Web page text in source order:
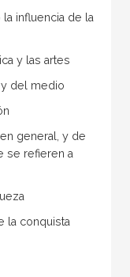
la influencia de la
y las artes
y del medio
general, y de
se refieren a
la conquista